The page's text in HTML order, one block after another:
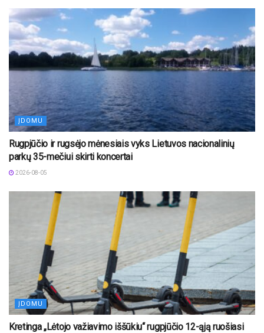
ĮDOMU
Rugpjūčio ir rugsėjo mėnesiais vyks Lietuvos nacionalinių
parkų 35-mečiui skirti koncertai
2026-08-05
ĮDOMU
Kretinga „Lėtojo važiavimo iššūkiu“ rugpjūčio 12-ąją ruošiasi